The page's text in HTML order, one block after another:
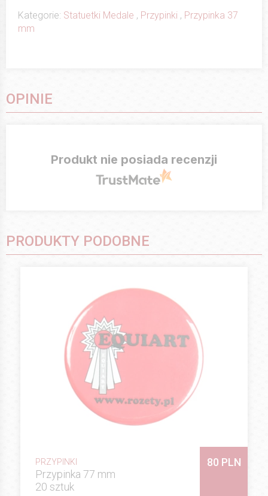
Kategorie: Statuetki Medale , Przypinki , Przypinka 37
mm
OPINIE
Produkt nie posiada recenzji
PRODUKTY PODOBNE
PRZYPINKI
Przypinka 77 mm
20 sztuk
80 PLN